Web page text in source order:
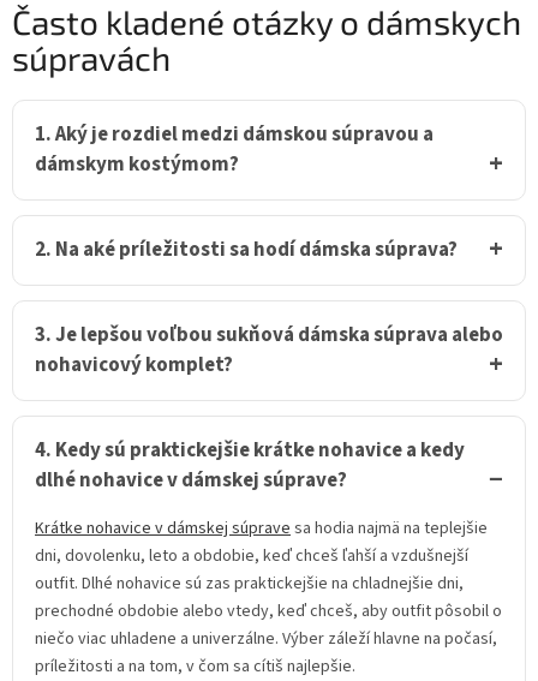
l
á
c
i
e
r
v
k
y
v
ý
p
u
Často kladené otázky o dámskych
súpravách
1. Aký je rozdiel medzi dámskou súpravou a
dámskym kostýmom?
2. Na aké príležitosti sa hodí dámska súprava?
3. Je lepšou voľbou sukňová dámska súprava alebo
nohavicový komplet?
4. Kedy sú praktickejšie krátke nohavice a kedy
dlhé nohavice v dámskej súprave?
Krátke nohavice v dámskej súpravesa hodia najmä na teplejšie
dni, dovolenku, leto a obdobie, keď chceš ľahší a vzdušnejší
outfit. Dlhé nohavice sú zas praktickejšie na chladnejšie dni,
prechodné obdobie alebo vtedy, keď chceš, aby outfit pôsobil o
niečo viac uhladene a univerzálne. Výber záleží hlavne na počasí,
príležitosti a na tom, v čom sa cítiš najlepšie.